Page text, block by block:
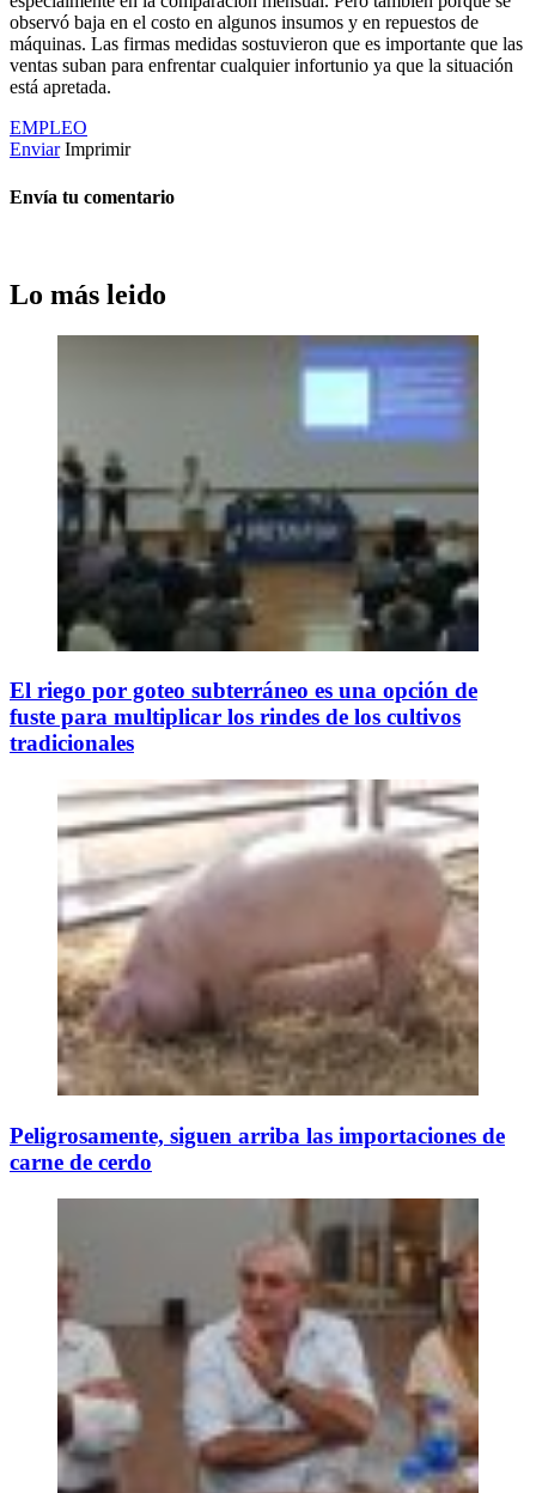
observó baja en el costo en algunos insumos y en repuestos de
máquinas. Las firmas medidas sostuvieron que es importante que las
ventas suban para enfrentar cualquier infortunio ya que la situación
está apretada.
EMPLEO
Enviar Imprimir
Envía tu comentario
Lo más leido
El riego por goteo subterráneo es una opción de
fuste para multiplicar los rindes de los cultivos
tradicionales
Peligrosamente, siguen arriba las importaciones de
carne de cerdo